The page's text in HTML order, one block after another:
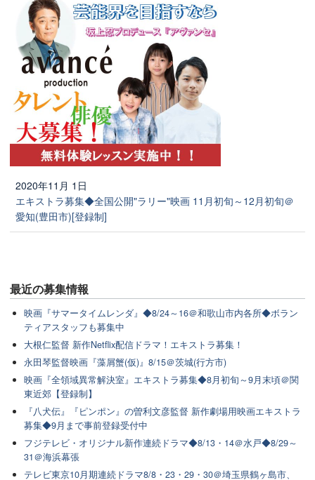
2020年11月 1日
エキストラ募集◆全国公開"ラリー"映画 11月初旬～12月初旬＠
愛知(豊田市)[登録制]
最近の募集情報
映画『サマータイムレンダ』◆8/24～16＠和歌山市内各所◆ボラン
ティアスタッフも募集中
大根仁監督 新作Netflix配信ドラマ！エキストラ募集！
永田琴監督映画『藻屑蟹(仮)』8/15＠茨城(行方市)
映画『全領域異常解決室』エキストラ募集◆8月初旬～9月末頃＠関
東近郊【登録制】
『八犬伝』『ピンポン』の曽利文彦監督 新作劇場用映画エキストラ
募集◆9月まで事前登録受付中
フジテレビ・オリジナル新作連続ドラマ◆8/13・14＠水戸◆8/29～
31＠海浜幕張
テレビ東京10月期連続ドラマ8/8・23・29・30＠埼玉県鶴ヶ島市、